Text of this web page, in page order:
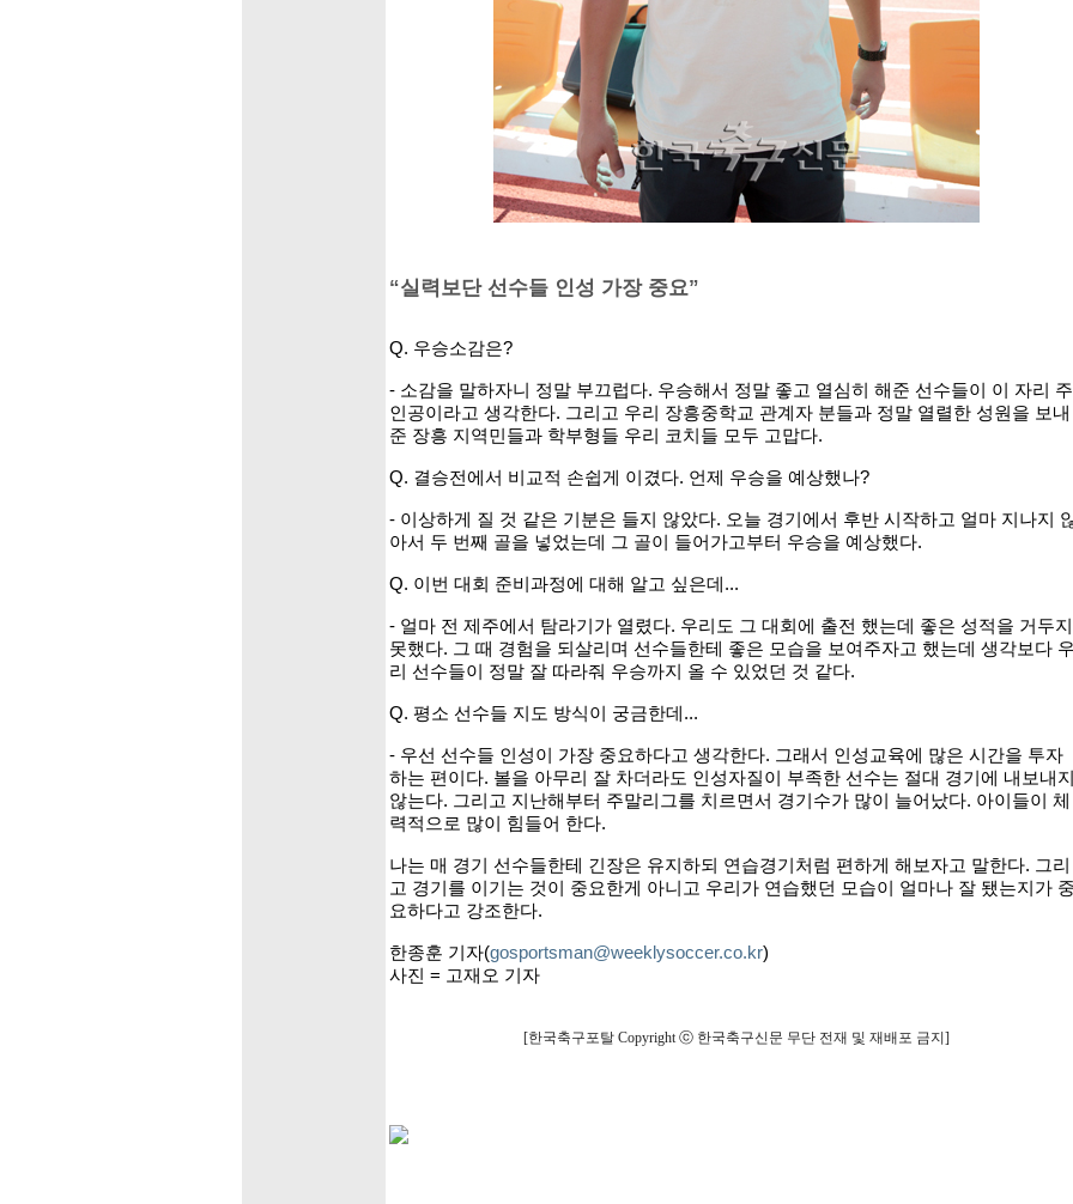
“실력보단 선수들 인성 가장 중요”
Q. 우승소감은?
- 소감을 말하자니 정말 부끄럽다. 우승해서 정말 좋고 열심히 해준 선수들이 이 자리 주
인공이라고 생각한다. 그리고 우리 장흥중학교 관계자 분들과 정말 열렬한 성원을 보내
준 장흥 지역민들과 학부형들 우리 코치들 모두 고맙다.
Q. 결승전에서 비교적 손쉽게 이겼다. 언제 우승을 예상했나?
- 이상하게 질 것 같은 기분은 들지 않았다. 오늘 경기에서 후반 시작하고 얼마 지나지
아서 두 번째 골을 넣었는데 그 골이 들어가고부터 우승을 예상했다.
Q. 이번 대회 준비과정에 대해 알고 싶은데...
- 얼마 전 제주에서 탐라기가 열렸다. 우리도 그 대회에 출전 했는데 좋은 성적을 거두지
못했다. 그 때 경험을 되살리며 선수들한테 좋은 모습을 보여주자고 했는데 생각보다
리 선수들이 정말 잘 따라줘 우승까지 올 수 있었던 것 같다.
Q. 평소 선수들 지도 방식이 궁금한데...
- 우선 선수들 인성이 가장 중요하다고 생각한다. 그래서 인성교육에 많은 시간을 투자
하는 편이다. 볼을 아무리 잘 차더라도 인성자질이 부족한 선수는 절대 경기에 내보내
않는다. 그리고 지난해부터 주말리그를 치르면서 경기수가 많이 늘어났다. 아이들이 체
력적으로 많이 힘들어 한다.
나는 매 경기 선수들한테 긴장은 유지하되 연습경기처럼 편하게 해보자고 말한다. 그리
고 경기를 이기는 것이 중요한게 아니고 우리가 연습했던 모습이 얼마나 잘 됐는지가
요하다고 강조한다.
한종훈 기자(gosportsman@weeklysoccer.co.kr)
사진 = 고재오 기자
[한국축구포탈 Copyright ⓒ 한국축구신문 무단 전재 및 재배포 금지]